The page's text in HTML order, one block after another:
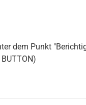
dem Punkt